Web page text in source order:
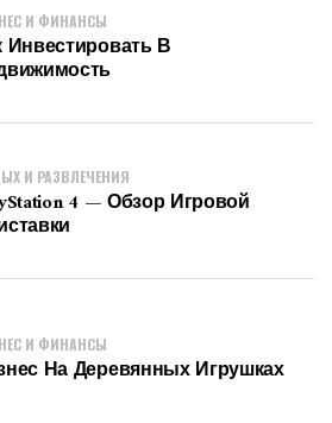
И ФИНАНСЫ
Инвестировать В
И РАЗВЛЕЧЕНИЯ
4 — Обзор Игровой
И ФИНАНСЫ
На Деревянных Игрушках